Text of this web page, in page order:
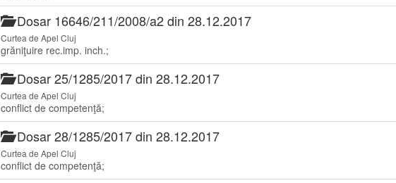
Dosar 16646/211/2008/a2 din 28.12.2017
Curtea de Apel Cluj
grăniţuire rec.imp. inch.;
Dosar 25/1285/2017 din 28.12.2017
Curtea de Apel Cluj
conflict de competenţă;
Dosar 28/1285/2017 din 28.12.2017
Curtea de Apel Cluj
conflict de competenţă;